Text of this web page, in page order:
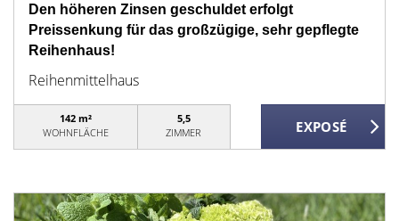
Den höheren Zinsen geschuldet erfolgt
Preissenkung für das großzügige, sehr gepflegte
Reihenhaus!
Reihenmittelhaus
142 m²
WOHNFLÄCHE
5,5
ZIMMER